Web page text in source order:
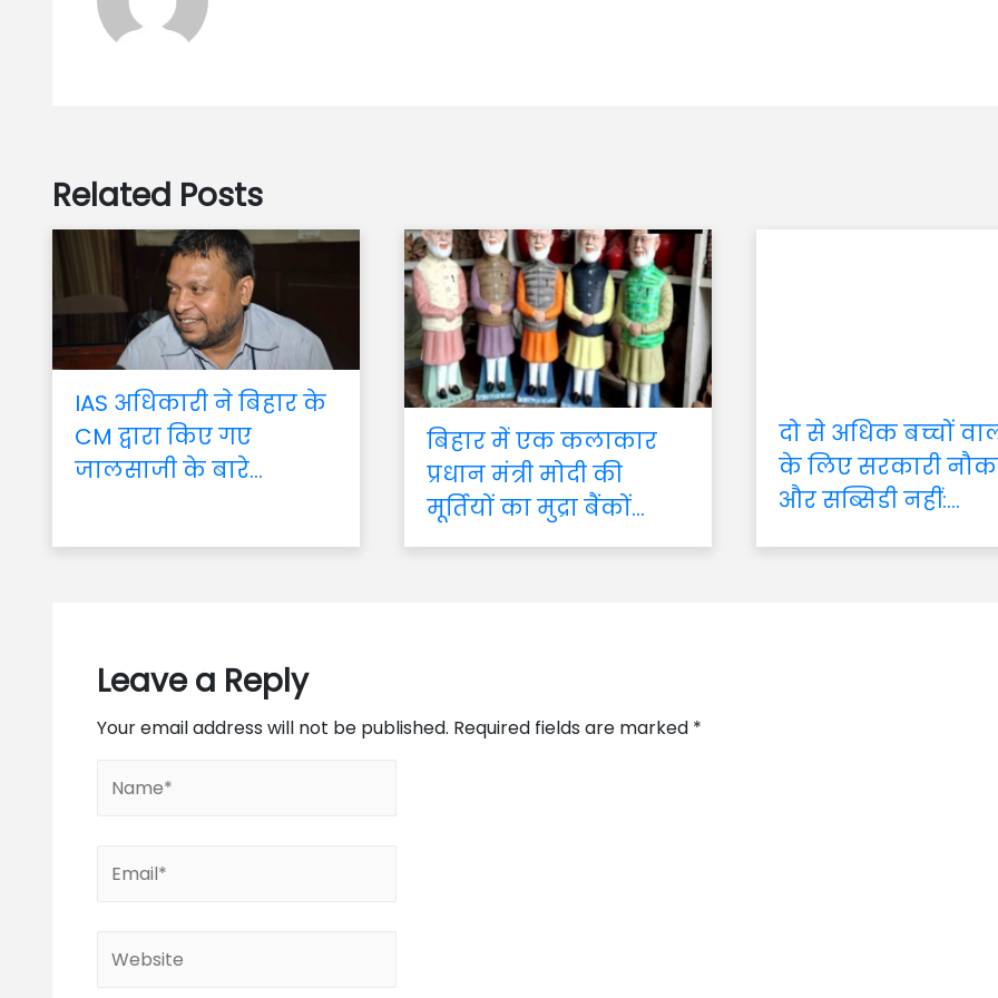
Related Posts
IAS अधिकारी ने बिहार के
CM द्वारा किए गए
जालसाजी के बारे...
बिहार में एक कलाकार
प्रधान मंत्री मोदी की
मूर्तियों का मुद्रा बैंकों...
दो से अधिक बच्चों
के लिए सरकारी
और सब्सिडी नहीं:...
Leave a Reply
Your email address will not be published. Required fields are marked *